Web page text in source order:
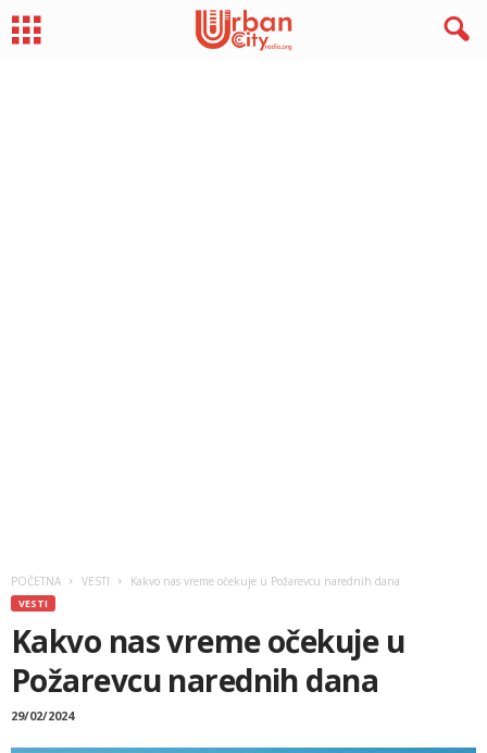
POČETNA VESTI Kakvo nas vreme očekuje u Požarevcu narednih dana
VESTI
Kakvo nas vreme očekuje u
Požarevcu narednih dana
29/02/2024